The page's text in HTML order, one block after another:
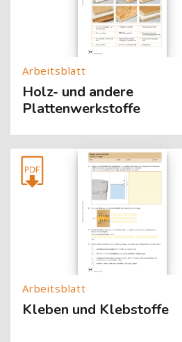
Holz- und andere
Plattenwerkstoffe
[Cocoon] About (Text with Image)
Kleben und Klebstoffe